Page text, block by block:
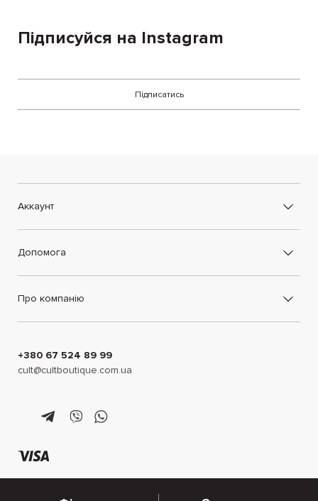
Підписуйся на Instagram
Підписатись
Аккаунт
Допомога
Про компанію
+380 67 524 89 99
cult@cultboutique.com.ua